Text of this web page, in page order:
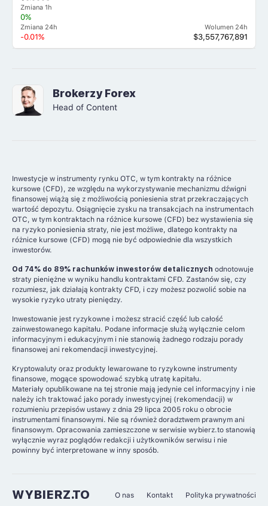
Zmiana 1h
0%
Zmiana 24h
-0.01%
Wolumen 24h
$3,557,767,891
Brokerzy Forex
Head of Content
Inwestycje w instrumenty rynku OTC, w tym kontrakty na różnice
kursowe (CFD), ze względu na wykorzystywanie mechanizmu dźwigni
finansowej wiążą się z możliwością poniesienia strat przekraczających
wartość depozytu. Osiągnięcie zysku na transakcjach na instrumentach
OTC, w tym kontraktach na różnice kursowe (CFD) bez wystawienia się
na ryzyko poniesienia straty, nie jest możliwe, dlatego kontrakty na
różnice kursowe (CFD) mogą nie być odpowiednie dla wszystkich
inwestorów.
Od 74% do 89% rachunków inwestorów detalicznych odnotowuje
straty pieniężne w wyniku handlu kontraktami CFD. Zastanów się, czy
rozumiesz, jak działają kontrakty CFD, i czy możesz pozwolić sobie na
wysokie ryzyko utraty pieniędzy.
Inwestowanie jest ryzykowne i możesz stracić część lub całość
zainwestowanego kapitału. Podane informacje służą wyłącznie celom
informacyjnym i edukacyjnym i nie stanowią żadnego rodzaju porady
finansowej ani rekomendacji inwestycyjnej.
Kryptowaluty oraz produkty lewarowane to ryzykowne instrumenty
finansowe, mogące spowodować szybką utratę kapitału.
Materiały opublikowane na tej stronie mają jedynie cel informacyjny i nie
należy ich traktować jako porady inwestycyjnej (rekomendacji) w
rozumieniu przepisów ustawy z dnia 29 lipca 2005 roku o obrocie
instrumentami finansowymi. Nie są również doradztwem prawnym ani
finansowym. Opracowania zamieszczone w serwisie wybierz.to stanowią
wyłącznie wyraz poglądów redakcji i użytkowników serwisu i nie
powinny być interpretowane w inny sposób.
WYBIERZ.TO O nas Kontakt Polityka prywatności